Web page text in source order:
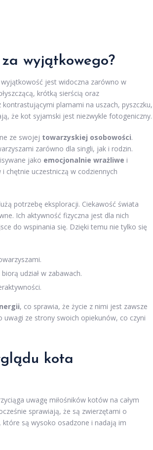
wyjątkowego?
jest widoczna zarówno w
krótką sierścią oraz
plamami na uszach, pyszczku,
że kot syjamski jest niezwykle fotogeniczny.
ze swojej towarzyskiej osobowości.
zarówno dla singli, jak i rodzin.
jako emocjonalnie wrażliwe i
chętnie uczestniczą w codziennych
potrzebę eksploracji. Ciekawość świata
Ich aktywność fizyczna jest dla nich
do wspinania się. Dzięki temu nie tylko się
udział w zabawach.
, co sprawia, że życie z nimi jest zawsze
ze strony swoich opiekunów, co czyni
kota
uwagę miłośników kotów na całym
sprawiają, że są zwierzętami o
, które są wysoko osadzone i nadają im